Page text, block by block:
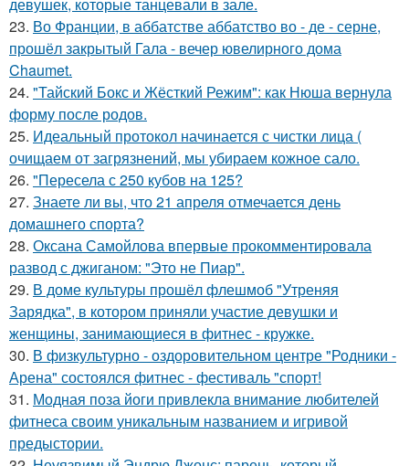
23. Во Франции, в аббатстве аббатство во - де - серне,
прошёл закрытый Гала - вечер ювелирного дома
Chaumet.
24. "Тайский Бокс и Жёсткий Режим": как Нюша вернула
форму после родов.
25. Идеальный протокол начинается с чистки лица (
очищаем от загрязнений, мы убираем кожное сало.
26. "Пересела с 250 кубов на 125?
27. Знаете ли вы, что 21 апреля отмечается день
домашнего спорта?
28. Оксана Самойлова впервые прокомментировала
развод с джиганом: "Это не Пиар".
29. В доме культуры прошёл флешмоб "Утреняя
Зарядка", в котором приняли участие девушки и
женщины, занимающиеся в фитнес - кружке.
30. В физкультурно - оздоровительном центре "Родники -
Арена" состоялся фитнес - фестиваль "спорт!
31. Модная поза йоги привлекла внимание любителей
фитнеса своим уникальным названием и игривой
предыстории.